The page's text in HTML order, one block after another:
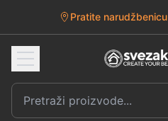
Pratite narudžbenicu